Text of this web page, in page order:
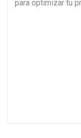
para optimizar tu